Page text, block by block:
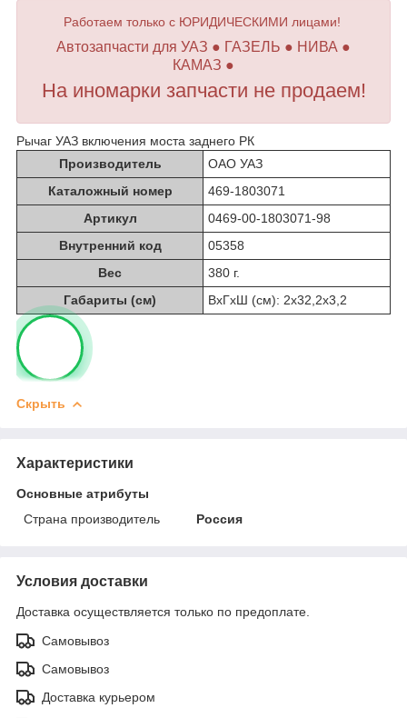
Работаем только с ЮРИДИЧЕСКИМИ лицами!
Автозапчасти для УАЗ ● ГАЗЕЛЬ ● НИВА ●
КАМАЗ ●
На иномарки запчасти не продаем!
Рычаг УАЗ включения моста заднего РК
Производитель
ОАО УАЗ
Каталожный номер
469-1803071
Артикул
0469-00-1803071-98
Внутренний код
05358
Вес
380 г.
Габариты (см)
ВхГхШ (см): 2х32,2х3,2
Скрыть
Характеристики
Основные атрибуты
Страна производитель
Россия
Условия доставки
Доставка осуществляется только по предоплате.
Самовывоз
Самовывоз
Доставка курьером